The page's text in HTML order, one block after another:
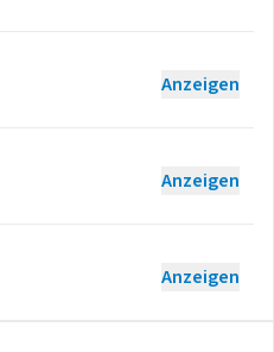
Anzeigen
Anzeigen
Anzeigen